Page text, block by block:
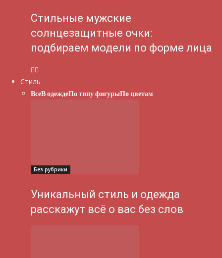
Стильные мужские
солнцезащитные очки:
подбираем модели по форме лица
Стиль
ВсеВ одеждеПо типу фигурыПо цветам
Без рубрики
Уникальный стиль и одежда
расскажут всё о вас без слов